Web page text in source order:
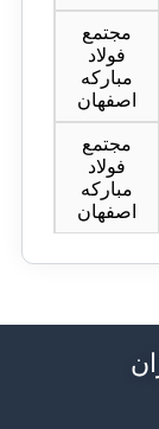
مجتمع
فولاد
مبارکه
اصفهان
مجتمع
فولاد
مبارکه
اصفهان